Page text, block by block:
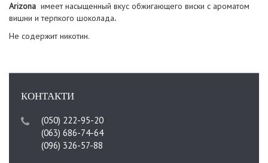
Arizona имеет насыщенный вкус обжигающего виски с ароматом
вишни и терпкого шоколада.
Не содержит никотин.
КОНТАКТИ
(050) 222-95-20
(063) 686-74-64
(096) 326-57-88